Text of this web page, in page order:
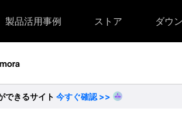
• DVD Memory for Windows
製品活用事例 ストア ダウ
できるサイト 今すぐ確認 >>